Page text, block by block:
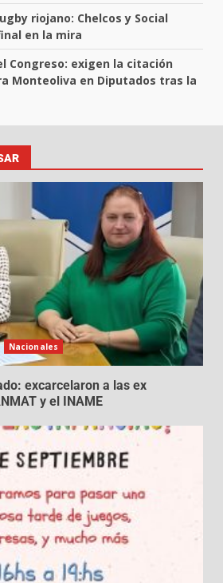
riojano: Chelcos y Social
en la mira
Congreso: exigen la citación
Monteoliva en Diputados tras la
Nacionales
excarcelaron a las ex
y el INAME